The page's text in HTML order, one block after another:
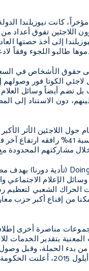
كانت نيوزيلندا
اللاجئين تفوق أعداد
إلى أخذ حصتها
طالبو اللجوء وفقاً
حقوق الأشخاص في
لاجئي الكوتا فور
تضم أيضاً وسائل العلام
دون الاستناد إلى
شهدت البلاد ارتفاعاً بعدد
مشاركتهم المحدودة
(تأدية دورنا) بهدف
الإعلام الاجتماعي
الشعبي لتعظيم
من إقناع أكبر حزب
شباط 2015، بدأت مجموعات
بتقدير
ثلاث سنوات.